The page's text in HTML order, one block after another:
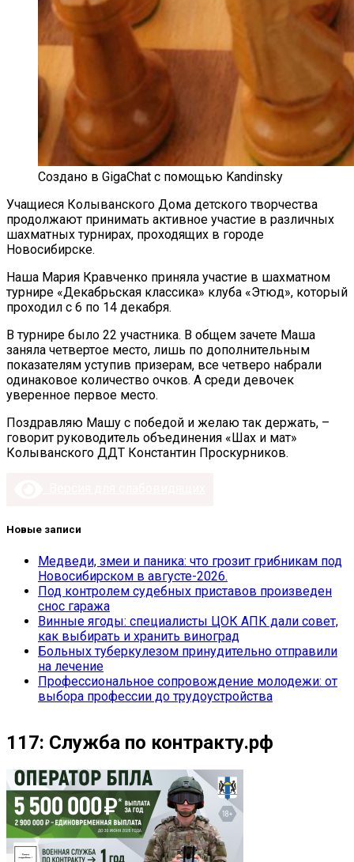
Создано в GigaChat с помощью Kandinsky
Учащиеся Колыванского Дома детского творчества
продолжают принимать активное участие в различных
шахматных турнирах, проходящих в городе
Новосибирске.
Наша Мария Кравченко приняла участие в шахматном
турнире «Декабрьская классика» клуба «Этюд», который
проходил с 6 по 14 декабря.
В турнире было 22 участника. В общем зачете Маша
заняла четвертое место, лишь по дополнительным
показателям уступив призерам, все четверо набрали
одинаковое количество очков. А среди девочек
уверенное первое место.
Поздравляю Машу с победой и желаю так держать, –
говорит руководитель объединения «Шах и мат»
Колыванского ДДТ Константин Проскурников.
Новые записи
Медведи, змеи и паника: что грозит грибникам под
Новосибирском в августе-2026.
Под контролем судебных приставов произведен
снос гаража
Винные ягоды: специалисты ЦОК АПК дали совет,
как выбирать и хранить виноград
Больных туберкулезом принудительно отправили
на лечение
Профессиональное сопровождение молодежи: от
выбора профессии до трудоустройства
117: Служба по контракту.рф